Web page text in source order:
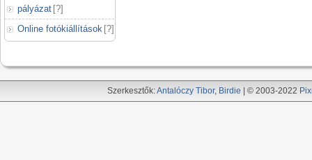
pályázat [?]
Online fotókiállítások [?]
Szerkesztők:Antalóczy Tibor, Birdie | © 2003-2022